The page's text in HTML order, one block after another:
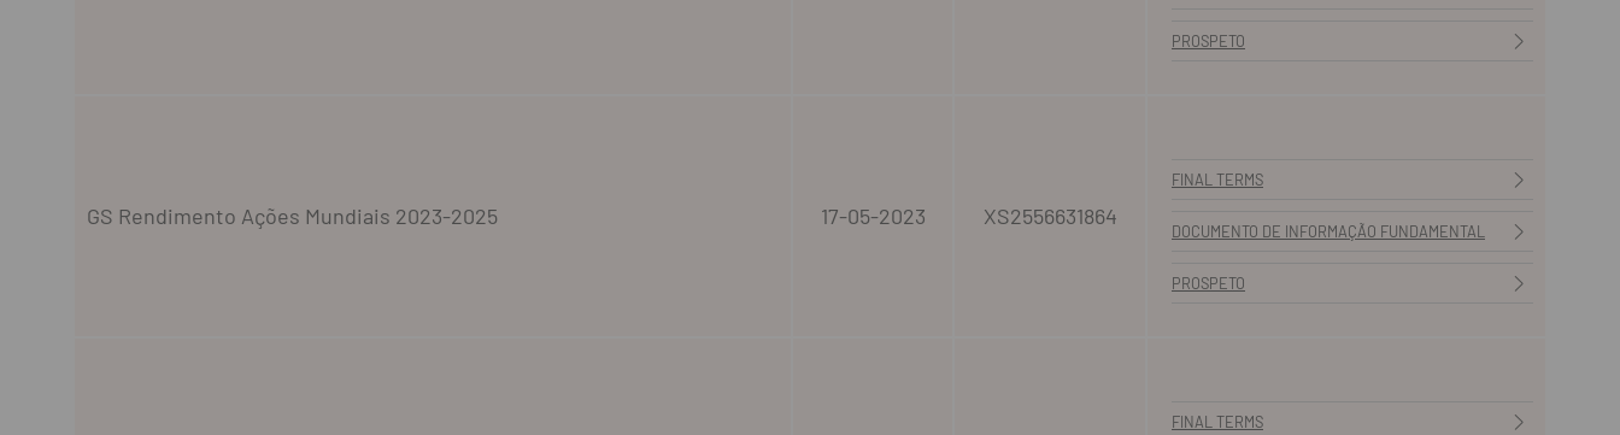
PROSPETO
GS Rendimento Ações Mundiais 2023-2025 17-05-2023 XS2556631864
FINAL TERMS
DOCUMENTO DE INFORMAÇÃO FUNDAMENTAL
PROSPETO
FINAL TERMS